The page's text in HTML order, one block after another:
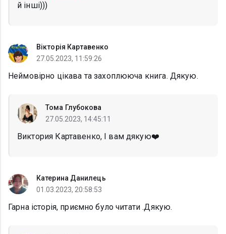
й інші)))
Вікторія Картавенко
27.05.2023, 11:59:26
Неймовірно цікава та захоплююча книга. Дякую.
Тома Глубокова
27.05.2023, 14:45:11
Виктория Картавенко, І вам дякую❤️
Катерина Данилець
01.03.2023, 20:58:53
Гарна історія, приємно було читати .Дякую.